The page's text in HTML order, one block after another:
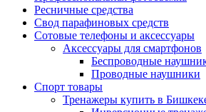
Ресничные средства
Свод парафиновых средств
Сотовые телефоны и аксессуары
Аксессуары для смартфонов
Беспроводные
Проводные наушники
Спорт товары
Тренажеры купить в